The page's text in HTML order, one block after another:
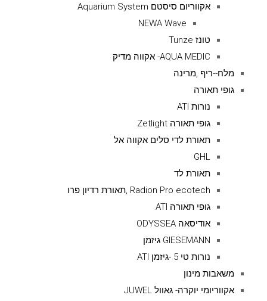
אקווריום סיסטם Aquarium System
NEWA Wave
טונז Tunze
AQUA MEDIC- אקווה מדיק
מלח--ריף ,מרינה
גופי תאורה
נורות ATI
גופי תאורה Zetlight
תאורת לדי סלים אקווה אל
GHL
תאורת לד
Radion Pro ecotech ,תאורת רדיון פרו
גופי תאורה ATI
אודיסאה ODYSSEA
GIESEMANN גיזמן
נורות טי 5 -גיזמן ATI
משאבות מינון
אקווריומי יוקרה- גאוול JUWEL